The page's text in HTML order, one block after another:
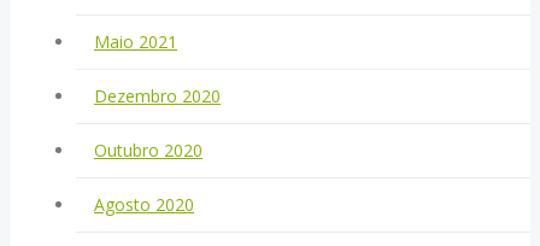
Maio 2021
Dezembro 2020
Outubro 2020
Agosto 2020